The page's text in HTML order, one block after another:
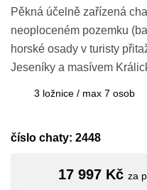
Pěkná účelně zařízená
neoploceném pozemku
horské osady v turisty
Jeseníky a masívem
3 ložnice / max 7 osob
číslo chaty: 2448
17 997 Kč za